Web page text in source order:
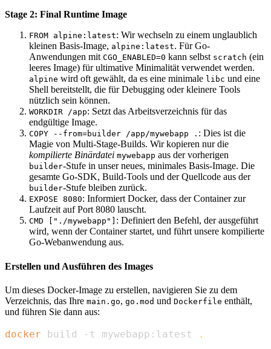
Stage 2: Final Runtime Image
FROM alpine:latest: Wir wechseln zu einem unglaublich
kleinen Basis-Image, alpine:latest. Für Go-
Anwendungen mit CGO_ENABLED=0 kann selbst scratch (ein
leeres Image) für ultimative Minimalität verwendet werden.
alpine wird oft gewählt, da es eine minimale libc und eine
Shell bereitstellt, die für Debugging oder kleinere Tools
nützlich sein können.
WORKDIR /app: Setzt das Arbeitsverzeichnis für das
endgültige Image.
COPY --from=builder /app/mywebapp . : Dies ist die
Magie von Multi-Stage-Builds. Wir kopieren nur die
kompilierte Binärdatei mywebapp aus der vorherigen
builder-Stufe in unser neues, minimales Basis-Image. Die
gesamte Go-SDK, Build-Tools und der Quellcode aus der
builder-Stufe bleiben zurück.
EXPOSE 8080: Informiert Docker, dass der Container zur
Laufzeit auf Port 8080 lauscht.
CMD ["./mywebapp"] : Definiert den Befehl, der ausgeführt
wird, wenn der Container startet, und führt unsere kompilierte
Go-Webanwendung aus.
Erstellen und Ausführen des Images
Um dieses Docker-Image zu erstellen, navigieren Sie zu dem
Verzeichnis, das Ihre main.go, go.mod und Dockerfile enthält,
und führen Sie dann aus:
docker build -t mywebapp:latest .